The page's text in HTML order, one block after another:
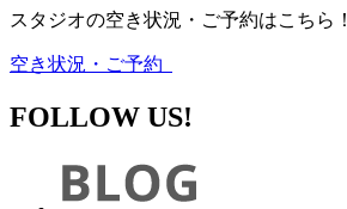
スタジオの空き状況・ご予約はこちら！
空き状況・ご予約
FOLLOW US!